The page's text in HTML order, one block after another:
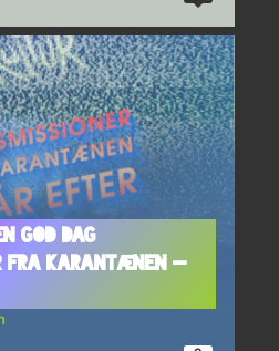
god dag
fra karantænen —